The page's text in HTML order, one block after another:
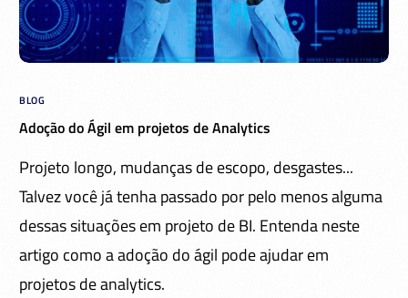
BLOG
Adoção do Ágil em projetos de Analytics
Projeto longo, mudanças de escopo, desgastes...
Talvez você já tenha passado por pelo menos alguma
dessas situações em projeto de BI. Entenda neste
artigo como a adoção do ágil pode ajudar em
projetos de analytics.